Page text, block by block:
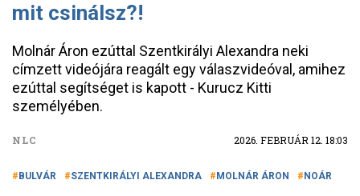
mit csinálsz?!
Molnár Áron ezúttal Szentkirályi Alexandra neki
címzett videójára reagált egy válaszvideóval, amihez
ezúttal segítséget is kapott - Kurucz Kitti
személyében.
NLC 2026. FEBRUÁR 12. 18:03
BULVÁR SZENTKIRÁLYI ALEXANDRA MOLNÁR ÁRON NOÁR